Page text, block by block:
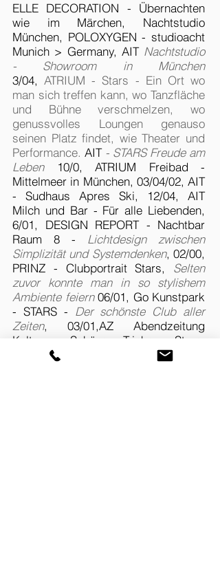
ELLE DECORATION - Übernachten
wie im Märchen, Nachtstudio
München, POLOXYGEN - studioacht
Munich > Germany, AIT Nachtstudio
- Showroom in München
3/04, ATRIUM - Stars - Ein Ort wo
man sich treffen kann, wo Tanzfläche
und Bühne verschmelzen, wo
genussvolles Loungen genauso
seinen Platz findet, wie Theater und
Performance. AIT - STARS Freude am
Leben
10/0, ATRIUM Freibad -
Mittelmeer in München, 03/04/02, AIT
- Sudhaus Apres Ski, 12/04, AIT
Milch und Bar - Für alle Liebenden,
6/01, DESIGN REPORT - Nachtbar
Raum 8 - Lichtdesign zwischen
Simplizität und Systemdenken, 02/00,
PRINZ - Clubportrait Stars, Selten
zuvor konnte man in so stylishem
Ambiente feiern06/01, Go Kunstpark
- STARS - Der schönste Club aller
Zeiten, 03/01,AZ Abendzeitung
Kultur - Schöner Trinken, Stars,
Raum 8 und Milch und Bar,